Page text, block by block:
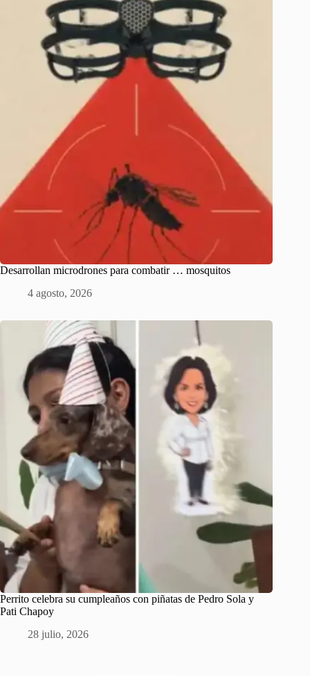
Desarrollan microdrones para combatir … mosquitos
4 agosto, 2026
Perrito celebra su cumpleaños con piñatas de Pedro Sola y
Pati Chapoy
28 julio, 2026